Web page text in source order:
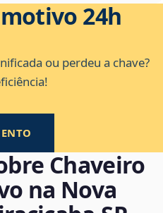
24h
ou perdeu a chave?
Chaveiro
na Nova